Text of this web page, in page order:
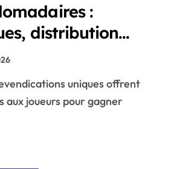
:
distribution
opportunités de
aux joueurs pour gagner